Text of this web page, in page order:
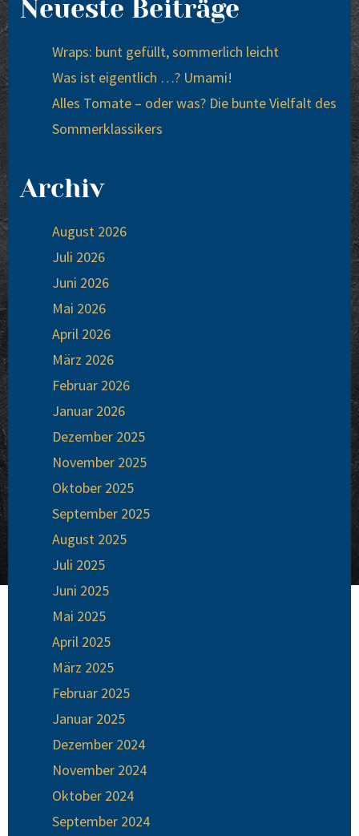
Neueste Beiträge
Wraps: bunt gefüllt, sommerlich leicht
Was ist eigentlich …? Umami!
Alles Tomate – oder was? Die bunte Vielfalt des
Sommerklassikers
Archiv
August 2026
Juli 2026
Juni 2026
Mai 2026
April 2026
März 2026
Februar 2026
Januar 2026
Dezember 2025
November 2025
Oktober 2025
September 2025
August 2025
Juli 2025
Juni 2025
Mai 2025
April 2025
März 2025
Februar 2025
Januar 2025
Dezember 2024
November 2024
Oktober 2024
September 2024